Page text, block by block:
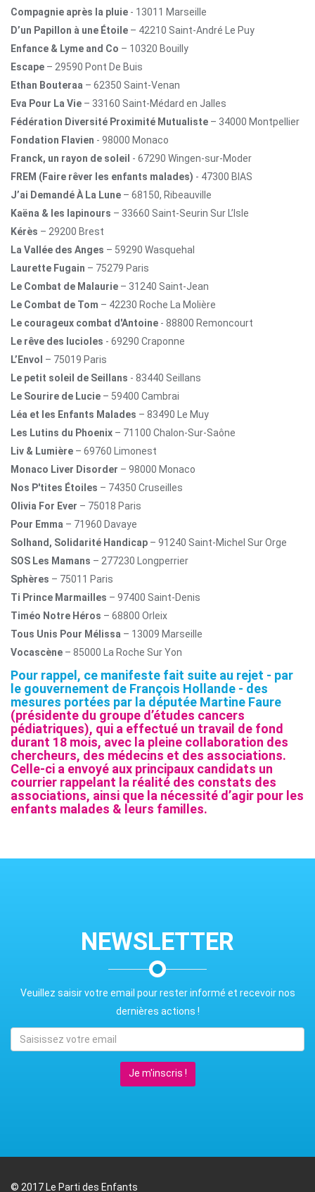
Compagnie après la pluie - 13011 Marseille
D’un Papillon à une Étoile – 42210 Saint-André Le Puy
Enfance & Lyme and Co – 10320 Bouilly
Escape – 29590 Pont De Buis
Ethan Bouteraa – 62350 Saint-Venan
Eva Pour La Vie – 33160 Saint-Médard en Jalles
Fédération Diversité Proximité Mutualiste – 34000 Montpellier
Fondation Flavien - 98000 Monaco
Franck, un rayon de soleil - 67290 Wingen-sur-Moder
FREM (Faire rêver les enfants malades) - 47300 BIAS
J’ai Demandé À La Lune – 68150, Ribeauville
Kaëna & les lapinours – 33660 Saint-Seurin Sur L’Isle
Kérès – 29200 Brest
La Vallée des Anges – 59290 Wasquehal
Laurette Fugain – 75279 Paris
Le Combat de Malaurie – 31240 Saint-Jean
Le Combat de Tom – 42230 Roche La Molière
Le courageux combat d'Antoine - 88800 Remoncourt
Le rêve des lucioles - 69290 Craponne
L’Envol – 75019 Paris
Le petit soleil de Seillans - 83440 Seillans
Le Sourire de Lucie – 59400 Cambrai
Léa et les Enfants Malades – 83490 Le Muy
Les Lutins du Phoenix – 71100 Chalon-Sur-Saône
Liv & Lumière – 69760 Limonest
Monaco Liver Disorder – 98000 Monaco
Nos P'tites Étoiles – 74350 Cruseilles
Olivia For Ever – 75018 Paris
Pour Emma – 71960 Davaye
Solhand, Solidarité Handicap – 91240 Saint-Michel Sur Orge
SOS Les Mamans – 277230 Longperrier
Sphères – 75011 Paris
Ti Prince Marmailles – 97400 Saint-Denis
Timéo Notre Héros – 68800 Orleix
Tous Unis Pour Mélissa – 13009 Marseille
Vocascène – 85000 La Roche Sur Yon
Pour rappel, ce manifeste fait suite au rejet - par
le gouvernement de François Hollande - des
mesures portées par la députée Martine Faure
(présidente du groupe d’études cancers
pédiatriques), qui a effectué un travail de fond
durant 18 mois, avec la pleine collaboration des
chercheurs, des médecins et des associations.
Celle-ci a envoyé aux principaux candidats un
courrier rappelant la réalité des constats des
associations, ainsi que la nécessité d’agir pour les
enfants malades & leurs familles.
NEWSLETTER
Veuillez saisir votre email pour rester informé et recevoir nos
dernières actions !
Je m'inscris !
© 2017 Le Parti des Enfants